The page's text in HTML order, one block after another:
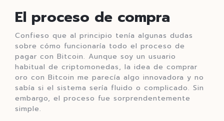
El proceso de compra
Confieso que al principio tenía algunas dudas
sobre cómo funcionaría todo el proceso de
pagar con Bitcoin. Aunque soy un usuario
habitual de criptomonedas, la idea de comprar
oro con Bitcoin me parecía algo innovadora y no
sabía si el sistema sería fluido o complicado. Sin
embargo, el proceso fue sorprendentemente
simple.